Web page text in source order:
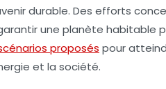
durable. Des efforts
une planète habitable
proposés pour
et la société.